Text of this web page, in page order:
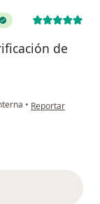
de
• en opinión del
Reportar